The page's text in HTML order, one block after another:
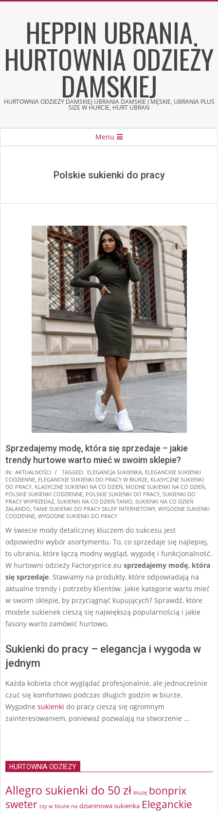
HEPPIN UBRANIA
HURTOWNIA ODZIEŻY
DAMSKIEJ
HURTOWNIA ODZIEŻY DAMSKIEJ UBRANIA DAMSKIE I MĘSKIE, UBRANIA PLUS
SIZE W HURCIE, HURT UBRAŃ
Menu
Polskie sukienki do pracy
Sprzedajemy modę, która się sprzedaje – jakie
trendy hurtowe warto mieć w swoim sklepie?
2025-
01-
29
IN: AKTUALNOŚCI TAGGED: ELEGANCJA SUKIENKA, ELEGANCKIE SUKIENKI
CODZIENNE, ELEGANCKIE SUKIENKI DO PRACY W BIURZE, KLASYCZNE SUKIENKI
DO PRACY, KLASYCZNE SUKIENKI NA CO DZIEŃ, MODNE SUKIENKI NA CO DZIEŃ,
POLSKIE SUKIENKI CODZIENNE, POLSKIE SUKIENKI DO PRACY, SUKIENKI DO
PRACY WYPRZEDAŻ, SUKIENKI NA CO DZIEŃ TANIO, SUKIENKI NA CO DZIEŃ
ZALANDO, TANIE SUKIENKI DO PRACY SKLEP INTERNETOWY, WYGODNE SUKIENKI
CODZIENNE, WYGODNE SUKIENKI DO PRACY
W świecie mody detalicznej kluczem do sukcesu jest
odpowiedni wybór asortymentu. To, co sprzedaje się najlepiej,
to ubrania, które łączą modny wygląd, wygodę i funkcjonalność.
W hurtowni odzieży Factoryprice.eu sprzedajemy modę, która
się sprzedaje. Stawiamy na produkty, które odpowiadają na
aktualne trendy i potrzeby klientów. Jakie kategorie warto mieć
w swoim sklepie, by przyciągnąć kupujących? Sprawdź, które
modele sukienek cieszą się największą popularnością i jakie
fasony warto zamówić hurtowo.
Sukienki do pracy – elegancja i wygoda w
jednym
Każda kobieta chce wyglądać profesjonalnie, ale jednocześnie
czuć się komfortowo podczas długich godzin w biurze.
Wygodne sukienki do pracy cieszą się ogromnym
zainteresowaniem, ponieważ pozwalają na stworzenie …
HURTOWNIA ODZIEŻY
Allegro sukienki do 50 zł bluzę bonprix
sweter czy w bluzie na dzianinowa sukienka Eleganckie